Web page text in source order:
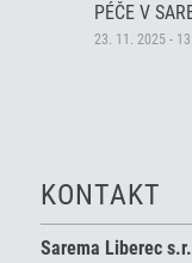
PÉČE V
23. 11. 2025 -
KONTAKT
Sarema Liberec